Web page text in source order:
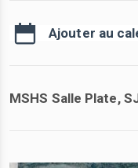
Ajouter au
MSHS Salle Plate,